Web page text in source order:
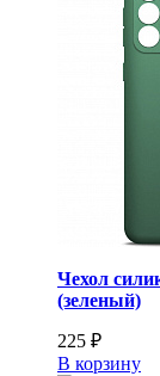
Чехол
(зеленый)
225 ₽
В корзину